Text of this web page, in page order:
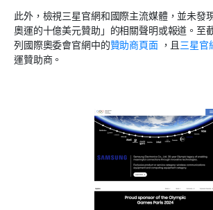
此外，檢視三星官網和國際主流媒體，並未發
奧運的十億美元贊助」的相關聲明或報道。至
列國際奧委會官網中的贊助商頁面，且三星官
運贊助商。